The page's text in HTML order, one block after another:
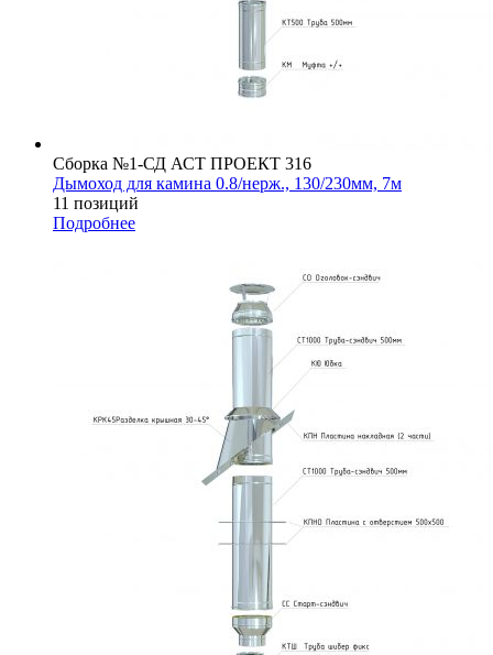
Сборка №1-СД АСТ ПРОЕКТ 316
Дымоход для камина 0.8/нерж., 130/230мм, 7м
11 позиций
Подробнее